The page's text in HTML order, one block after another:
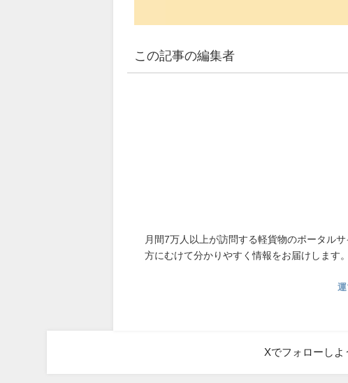
この記事の編集者
月間7万人以上が訪問する軽貨物のポータル
方にむけて分かりやすく情報をお届けします。
Xでフォローしよ